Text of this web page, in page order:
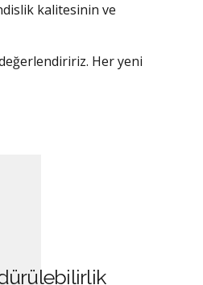
kalitesinin ve
Her yeni